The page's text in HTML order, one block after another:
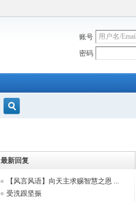
账号
密码
最新回复
【风言风语】向天主求赐智慧之恩 ...
受洗跟坚振